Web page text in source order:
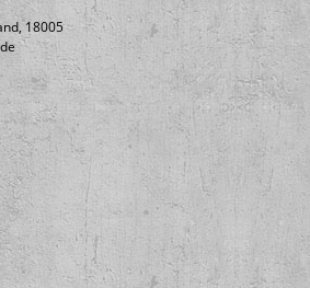
18005
Ben Bloodygrave / Bad Taste
Paranoia Split 12"